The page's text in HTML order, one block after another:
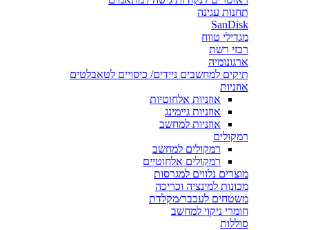
תחנות עגינה
SanDisk
מגדילי טווח
רכזי רשת
ארגונומיה
תיקים למחשבים ניידים/ כיסויים לטאבלטים
אוזניות
אוזניות אלחוטיות
אוזניות גיימינג
אוזניות למחשב
רמקולים
רמקולים למחשב
רמקולים אלחוטיים
מוצרים נלווים למגרסות
מכונות למינציה וכריכה
משטחים לעכבר/מקלדת
חומרי ניקוי למחשב
סוללות